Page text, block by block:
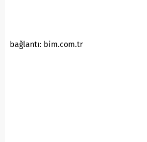
bağlantı: bim.com.tr